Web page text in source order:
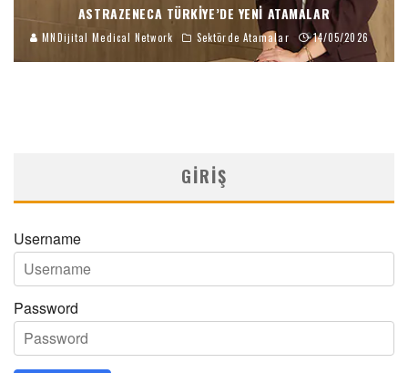
ASTRAZENECA TÜRKIYE’DE YENI ATAMALAR
MNDijital Medical Network Sektörde Atamalar 14/05/2026
GIRIŞ
Username
Password